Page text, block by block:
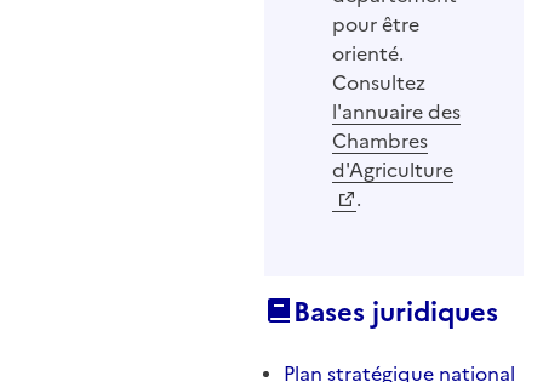
pour être
orienté.
Consultez
l'annuaire des
Chambres
d'Agriculture
.
Bases juridiques
Plan stratégique national